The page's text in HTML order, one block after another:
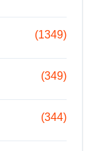
(1349)
(349)
(344)